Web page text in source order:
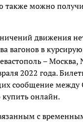
также можно
движения
вагонов в
–
2022 года.
сообщение между
онлайн.
с